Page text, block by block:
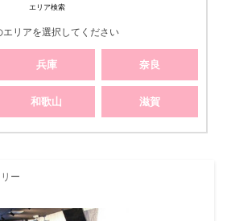
エリア検索
エリアを選択してください
兵庫 奈良
和歌山 滋賀
ー